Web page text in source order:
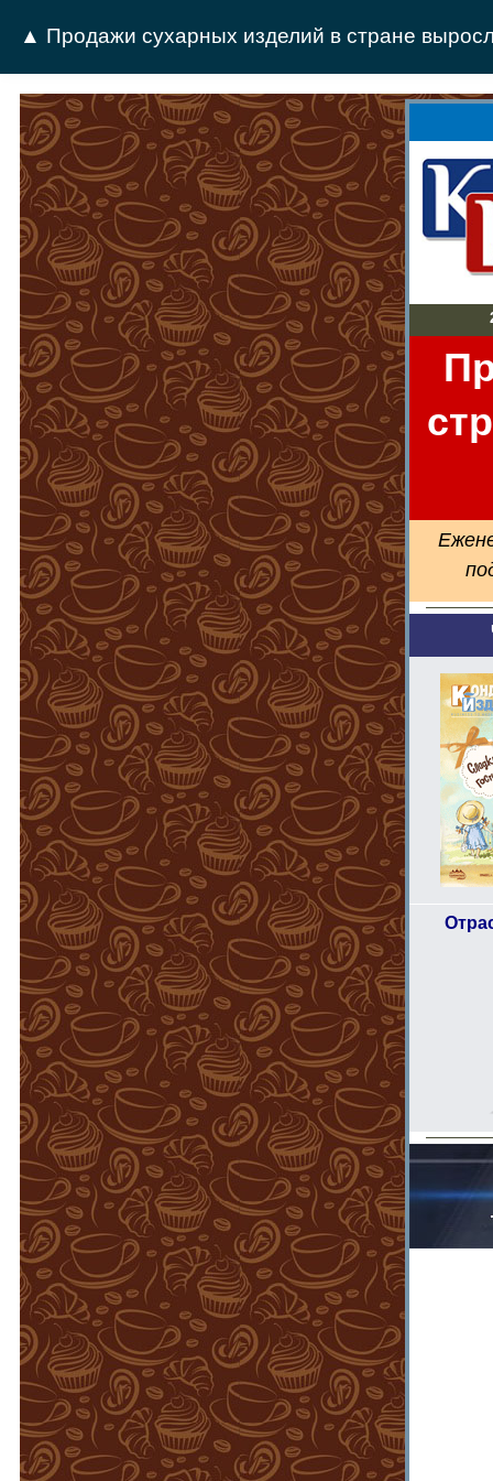
▲ Продажи сухарных изделий в стране